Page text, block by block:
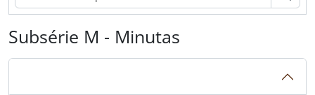
Subsérie M - Minutas